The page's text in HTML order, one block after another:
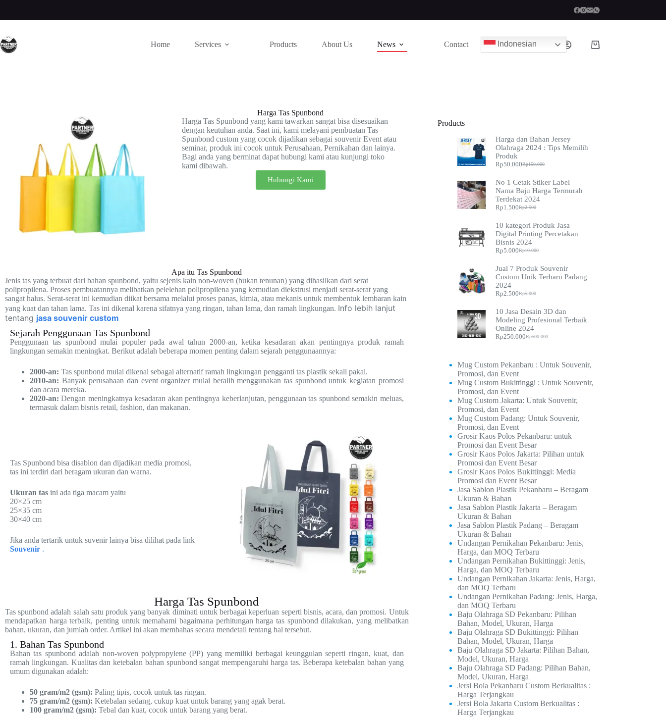
Home Services Products About Us News Contact Indonesian
Harga Tas Spunbond
Harga Tas Spunbond yang kami tawarkan sangat bisa disesuaikan
dengan keutuhan anda. Saat ini, kami melayani pembuatan Tas
Spunbond custom yang cocok dijadikan sebagai souvenir Event atau
seminar, produk ini cocok untuk Perusahaan, Pernikahan dan lainya.
Bagi anda yang berminat dapat hubungi kami atau kunjungi toko
kami dibawah.
Hubungi Kami
Apa itu Tas Spunbond
Jenis tas yang terbuat dari bahan spunbond, yaitu sejenis kain non-woven (bukan tenunan) yang dihasilkan dari serat
polipropilena. Proses pembuatannya melibatkan pelelehan polipropilena yang kemudian diekstrusi menjadi serat-serat yang
sangat halus. Serat-serat ini kemudian diikat bersama melalui proses panas, kimia, atau mekanis untuk membentuk lembaran kain
yang kuat dan tahan lama. Tas ini dikenal karena sifatnya yang ringan, tahan lama, dan ramah lingkungan. Info lebih lanjut
tentang jasa souvenir custom
Sejarah Penggunaan Tas Spunbond
Penggunaan tas spunbond mulai populer pada awal tahun 2000-an, ketika kesadaran akan pentingnya produk ramah
lingkungan semakin meningkat. Berikut adalah beberapa momen penting dalam sejarah penggunaannya:
2000-an: Tas spunbond mulai dikenal sebagai alternatif ramah lingkungan pengganti tas plastik sekali pakai.
2010-an: Banyak perusahaan dan event organizer mulai beralih menggunakan tas spunbond untuk kegiatan promosi
dan acara mereka.
2020-an: Dengan meningkatnya kesadaran akan pentingnya keberlanjutan, penggunaan tas spunbond semakin meluas,
termasuk dalam bisnis retail, fashion, dan makanan.
Tas Spunbond bisa disablon dan dijadikan media promosi,
tas ini terdiri dari beragam ukuran dan warna.
Ukuran tas ini ada tiga macam yaitu
20×25 cm
25×35 cm
30×40 cm
Jika anda tertarik untuk suvenir lainya bisa dilihat pada link
Souvenir .
Harga Tas Spunbond
Tas spunbond adalah salah satu produk yang banyak diminati untuk berbagai keperluan seperti bisnis, acara, dan promosi. Untuk
mendapatkan harga terbaik, penting untuk memahami bagaimana perhitungan harga tas spunbond dilakukan, yang melibatkan
bahan, ukuran, dan jumlah order. Artikel ini akan membahas secara mendetail tentang hal tersebut.
1. Bahan Tas Spunbond
Bahan tas spunbond adalah non-woven polypropylene (PP) yang memiliki berbagai keunggulan seperti ringan, kuat, dan
ramah lingkungan. Kualitas dan ketebalan bahan spunbond sangat mempengaruhi harga tas. Beberapa ketebalan bahan yang
umum digunakan adalah:
50 gram/m2 (gsm): Paling tipis, cocok untuk tas ringan.
75 gram/m2 (gsm): Ketebalan sedang, cukup kuat untuk barang yang agak berat.
100 gram/m2 (gsm): Tebal dan kuat, cocok untuk barang yang berat.
Products
Harga dan Bahan Jersey
Olahraga 2024 : Tips Memilih
Produk
Rp150.000
Rp50.000
No 1 Cetak Stiker Label
Nama Baju Harga Termurah
Terdekat 2024
Rp2.500
Rp1.500
10 kategori Produk Jasa
Digital Printing Percetakan
Bisnis 2024
Rp10.000
Rp5.000
Jual 7 Produk Souvenir
Custom Unik Terbaru Padang
2024
Rp5.000
Rp2.500
10 Jasa Desain 3D dan
Modeling Profesional Terbaik
Online 2024
Rp500.000
Rp250.000
Mug Custom Pekanbaru : Untuk Souvenir,
Promosi, dan Event
Mug Custom Bukittinggi : Untuk Souvenir,
Promosi, dan Event
Mug Custom Jakarta: Untuk Souvenir,
Promosi, dan Event
Mug Custom Padang: Untuk Souvenir,
Promosi, dan Event
Grosir Kaos Polos Pekanbaru: untuk
Promosi dan Event Besar
Grosir Kaos Polos Jakarta: Pilihan untuk
Promosi dan Event Besar
Grosir Kaos Polos Bukittinggi: Media
Promosi dan Event Besar
Jasa Sablon Plastik Pekanbaru – Beragam
Ukuran & Bahan
Jasa Sablon Plastik Jakarta – Beragam
Ukuran & Bahan
Jasa Sablon Plastik Padang – Beragam
Ukuran & Bahan
Undangan Pernikahan Pekanbaru: Jenis,
Harga, dan MOQ Terbaru
Undangan Pernikahan Bukittinggi: Jenis,
Harga, dan MOQ Terbaru
Undangan Pernikahan Jakarta: Jenis, Harga,
dan MOQ Terbaru
Undangan Pernikahan Padang: Jenis, Harga,
dan MOQ Terbaru
Baju Olahraga SD Pekanbaru: Pilihan
Bahan, Model, Ukuran, Harga
Baju Olahraga SD Bukittinggi: Pilihan
Bahan, Model, Ukuran, Harga
Baju Olahraga SD Jakarta: Pilihan Bahan,
Model, Ukuran, Harga
Baju Olahraga SD Padang: Pilihan Bahan,
Model, Ukuran, Harga
Jersi Bola Pekanbaru Custom Berkualitas :
Harga Terjangkau
Jersi Bola Jakarta Custom Berkualitas :
Harga Terjangkau